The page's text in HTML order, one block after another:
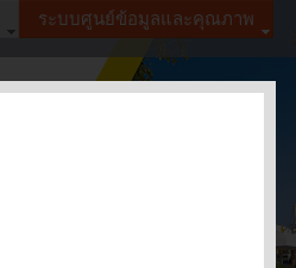
ระบบศูนย์ข้อมูลและคุณภาพ